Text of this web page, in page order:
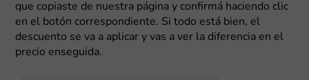
que copiaste de nuestra página y confirmá haciendo clic
en el botón correspondiente. Si todo está bien, el
descuento se va a aplicar y vas a ver la diferencia en el
precio enseguida.